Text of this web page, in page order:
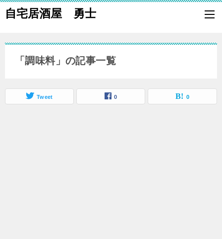
自宅居酒屋 勇士
自宅で居酒屋の「酒の肴」になる料理を楽しく作り、家族や親族に友
「調味料」の記事一覧
Tweet 0 0